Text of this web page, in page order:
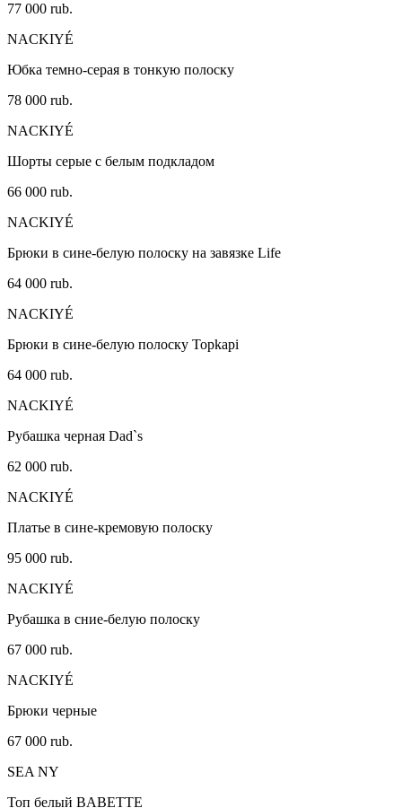
77 000 rub.
NACKIYÉ
Юбка темно-серая в тонкую полоску
78 000 rub.
NACKIYÉ
Шорты серые с белым подкладом
66 000 rub.
NACKIYÉ
Брюки в сине-белую полоску на завязке Life
64 000 rub.
NACKIYÉ
Брюки в сине-белую полоску Topkapi
64 000 rub.
NACKIYÉ
Рубашка черная Dad`s
62 000 rub.
NACKIYÉ
Платье в сине-кремовую полоску
95 000 rub.
NACKIYÉ
Рубашка в сние-белую полоску
67 000 rub.
NACKIYÉ
Брюки черные
67 000 rub.
SEA NY
Топ белый BABETTE